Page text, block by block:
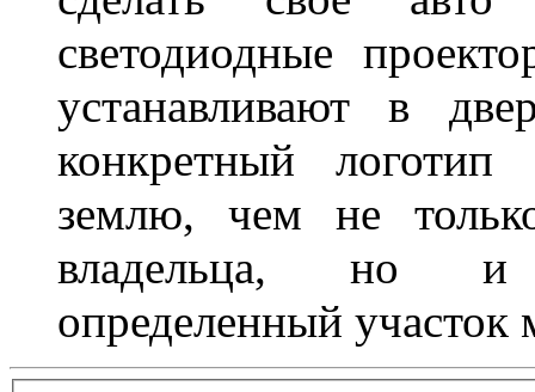
светодиодные
устанавливают в
конкретный логотип
землю, чем не
владельца, но и
определенный участок